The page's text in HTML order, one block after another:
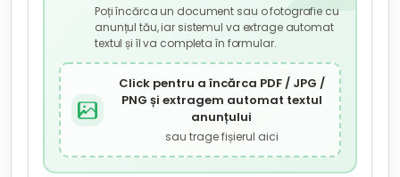
Poți încărca un document sau o fotografie cu
anunțul tău, iar sistemul va extrage automat
textul și îl va completa în formular.
Click pentru a încărca PDF / JPG /
PNG și extragem automat textul
anunțului
sau trage fișierul aici